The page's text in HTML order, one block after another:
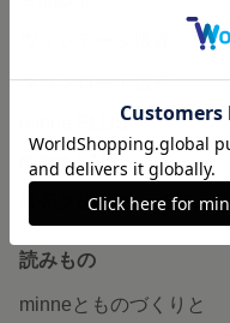
ダウンロード販売
minne PLUS
minne LAB
販売支援企画・イベント
読みもの
minneとものづくりと